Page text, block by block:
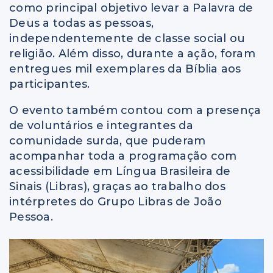
como principal objetivo levar a Palavra de
Deus a todas as pessoas,
independentemente de classe social ou
religião. Além disso, durante a ação, foram
entregues mil exemplares da Bíblia aos
participantes.
O evento também contou com a presença
de voluntários e integrantes da
comunidade surda, que puderam
acompanhar toda a programação com
acessibilidade em Língua Brasileira de
Sinais (Libras), graças ao trabalho dos
intérpretes do Grupo Libras de João
Pessoa.